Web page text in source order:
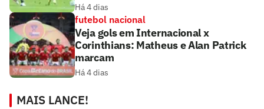
Há 4 dias
futebol nacional
Veja gols em Internacional x
Corinthians: Matheus e Alan Patrick
marcam
Há 4 dias
MAIS LANCE!